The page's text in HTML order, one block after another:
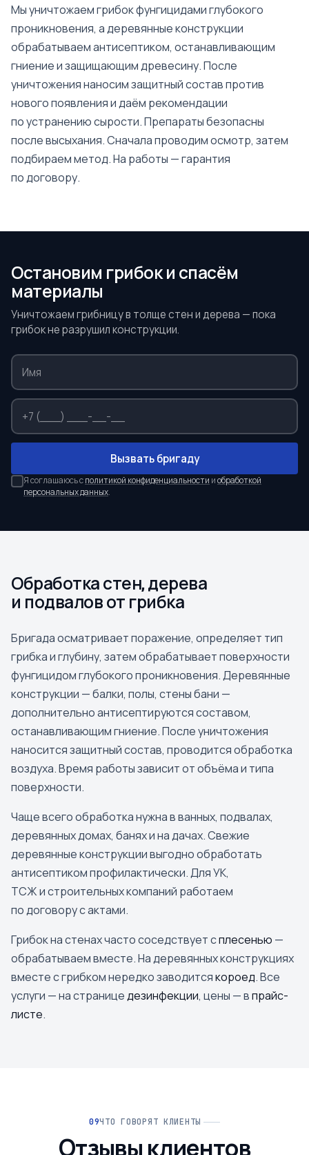
Мы уничтожаем грибок фунгицидами глубокого
проникновения, а деревянные конструкции
обрабатываем антисептиком, останавливающим
гниение и защищающим древесину. После
уничтожения наносим защитный состав против
нового появления и даём рекомендации
по устранению сырости. Препараты безопасны
после высыхания. Сначала проводим осмотр, затем
подбираем метод. На работы — гарантия
по договору.
Остановим грибок и спасём
материалы
Уничтожаем грибницу в толще стен и дерева — пока
грибок не разрушил конструкции.
Вызвать бригаду
Я соглашаюсь сполитикой конфиденциальности иобработкой
персональных данных.
Обработка стен, дерева
и подвалов от грибка
Бригада осматривает поражение, определяет тип
грибка и глубину, затем обрабатывает поверхности
фунгицидом глубокого проникновения. Деревянные
конструкции — балки, полы, стены бани —
дополнительно антисептируются составом,
останавливающим гниение. После уничтожения
наносится защитный состав, проводится обработка
воздуха. Время работы зависит от объёма и типа
поверхности.
Чаще всего обработка нужна в ванных, подвалах,
деревянных домах, банях и на дачах. Свежие
деревянные конструкции выгодно обработать
антисептиком профилактически. Для УК,
ТСЖ и строительных компаний работаем
по договору с актами.
Грибок на стенах часто соседствует сплесенью —
обрабатываем вместе. На деревянных конструкциях
вместе с грибком нередко заводитсякороед. Все
услуги — на страницедезинфекции, цены — впрайс-
листе.
ЧТО ГОВОРЯТ КЛИЕНТЫ
Отзывы клиентов